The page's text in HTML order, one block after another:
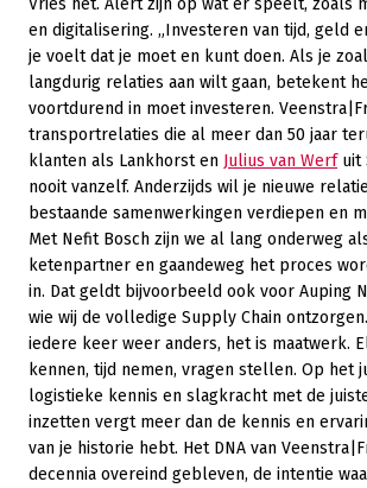
en digitalisering. „Investeren van tijd, geld
je voelt dat je moet en kunt doen. Als je
langdurig relaties aan wilt gaan, betekent
voortdurend in moet investeren.
transportrelaties die al meer dan 50 jaar
klanten als Lankhorst en Julius van Werfuit
nooit vanzelf. Anderzijds wil je nieuwe
bestaande samenwerkingen verdiepen en
Met Nefit Bosch zijn we al lang onderweg
ketenpartner en gaandeweg het proces
in. Dat geldt bijvoorbeeld ook voor Auping
wie wij de volledige Supply Chain
iedere keer weer anders, het is maatwerk.
kennen, tijd nemen, vragen stellen. Op het
logistieke kennis en slagkracht met de
inzetten vergt meer dan de kennis en
van je historie hebt. Het DNA van
decennia overeind gebleven, de intentie